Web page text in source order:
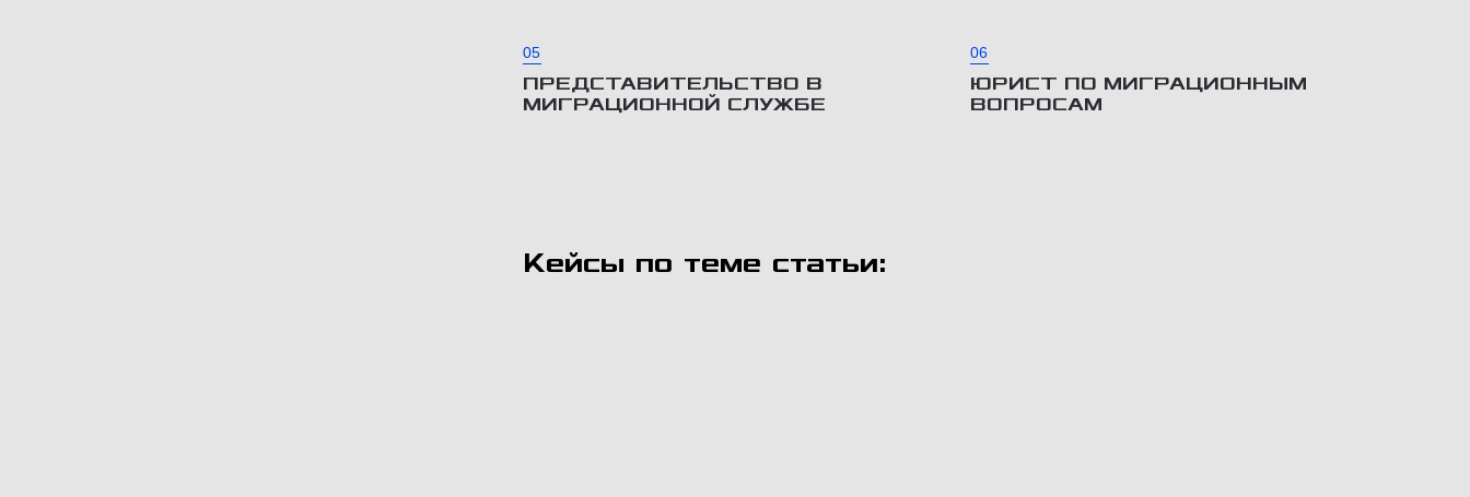
05
ПРЕДСТАВИТЕЛЬСТВО В
МИГРАЦИОННОЙ СЛУЖБЕ
06
ЮРИСТ ПО МИГРАЦИОННЫМ
ВОПРОСАМ
Кейсы по теме статьи: